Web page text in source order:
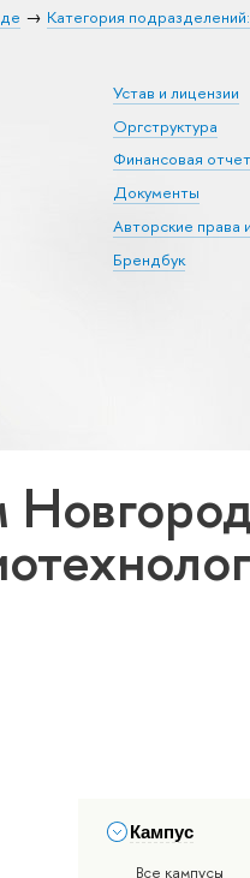
Категория подразделений:
Устав и лицензии
Оргструктура
Финансовая
Документы
Авторские права
Брендбук
Кампус
Все кампусы